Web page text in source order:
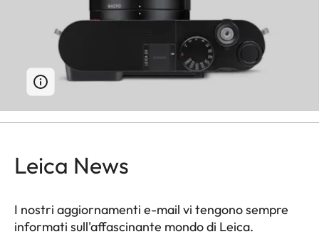
Leica News
I nostri aggiornamenti e-mail vi tengono sempre
informati sull'affascinante mondo di Leica.